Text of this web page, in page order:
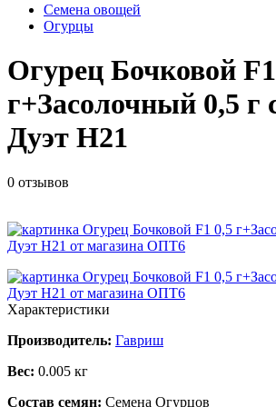
Семена овощей
Огурцы
Огурец Бочковой
г+Засолочный 0,5 г
Дуэт Н21
0 отзывов
Характеристики
Производитель: Гавриш
Вес: 0.005 кг
Состав семян: Семена Огурцов